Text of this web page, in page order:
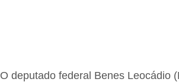
O deputado federal Benes Leocádio